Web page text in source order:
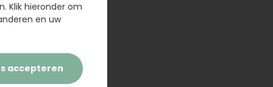
Klik hieronder om
en uw
accepteren